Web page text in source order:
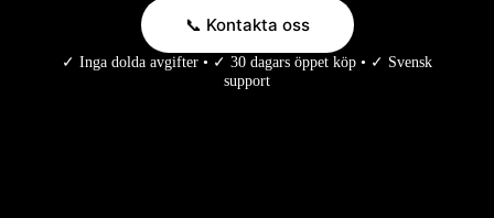
📞 Kontakta oss
✓ Inga dolda avgifter • ✓ 30 dagars öppet köp • ✓ Svensk
support